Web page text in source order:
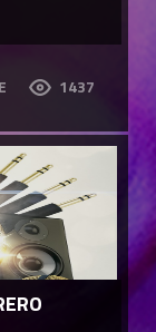
1437